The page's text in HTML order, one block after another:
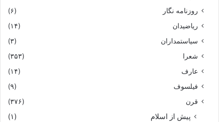
روزنامه نگار
(۶)
ریاضیدان
(۱۴)
سیاستمداران
(۳)
شعرا
(۳۵۳)
عارف
(۱۴)
فیلسوف
(۹)
قرن
(۳۷۶)
پیش از اسلام
(۱)